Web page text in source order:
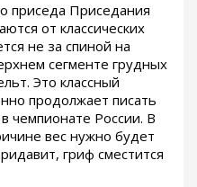
приседа Приседания
от классических
не за спиной на
сегменте грудных
Это классный
продолжает писать
чемпионате России. В
вес нужно будет
гриф сместится